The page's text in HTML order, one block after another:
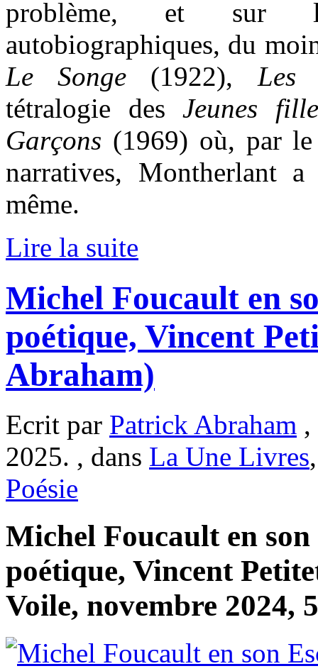
problème, et sur
autobiographiques, du
Le Songe (1922), Les
tétralogie des Jeunes
Garçons (1969) où, par
narratives, Montherlant
même.
Lire la suite
Michel Foucault en
poétique, Vincent
Abraham)
Ecrit par Patrick Abraham ,
2025. , dans La Une Livres
Poésie
Michel Foucault en
poétique, Vincent
Voile, novembre 2024,